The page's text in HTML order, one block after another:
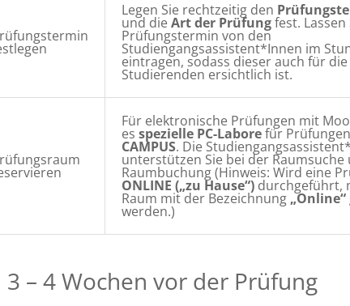
Legen Sie rechtzeitig den
und dieArt der Prüfungfest. Lassen
Prüfungstermin von den
Studiengangsassistent*Innen im
eintragen, sodass dieser auch für die
Studierenden ersichtlich ist.
Für elektronische Prüfungen mit
es spezielle PC-Laborefür Prüfungen
CAMPUS. Die
unterstützen Sie bei der Raumsuche
Raumbuchung (Hinweis: Wird eine
ONLINE („zu Hause“) durchgeführt,
Raum mit der Bezeichnung „Online“
werden.)
3 – 4 Wochen vor der Prüfung